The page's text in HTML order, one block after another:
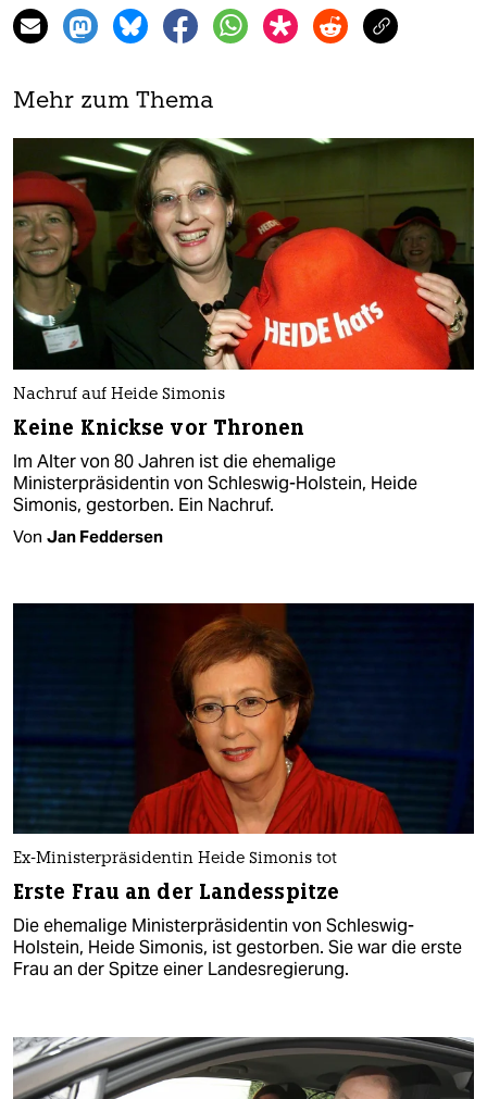
Mehr zum Thema
Nachruf auf Heide Simonis
Keine Knickse vor Thronen
Im Alter von 80 Jahren ist die ehemalige
Ministerpräsidentin von Schleswig-Holstein, Heide
Simonis, gestorben. Ein Nachruf.
Von Jan Feddersen
Ex-Ministerpräsidentin Heide Simonis tot
Erste Frau an der Landesspitze
Die ehemalige Ministerpräsidentin von Schleswig-
Holstein, Heide Simonis, ist gestorben. Sie war die erste
Frau an der Spitze einer Landesregierung.